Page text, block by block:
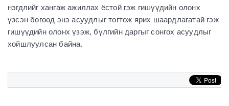
нэгдлийг хангаж ажиллах ёстой гэж гишүүдийн олонх
үзсэн бөгөөд энэ асуудлыг тогтож ярих шаардлагатай гэж
гишүүдийн олонх үзэж, бүлгийн даргыг сонгох асуудлыг
хойшлуулсан байна.